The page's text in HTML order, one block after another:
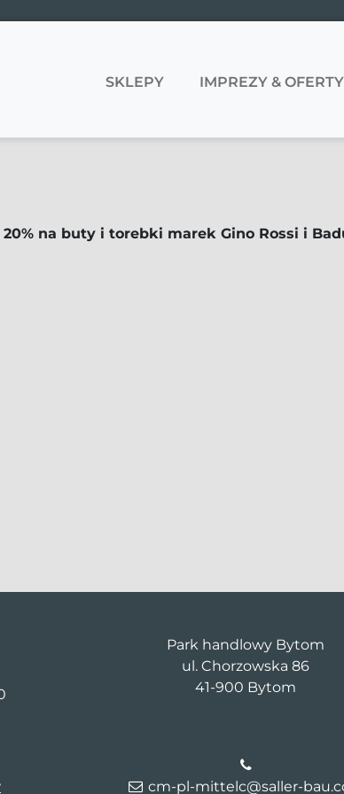
SKLEPY IMPREZY & OFERTY
20% na buty i torebki marek Gino Rossi i
Park handlowy Bytom
ul. Chorzowska 86
41-900 Bytom
cm-pl-mittelc@saller-